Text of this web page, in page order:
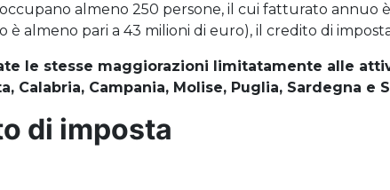
almeno 250 persone, il cui fatturato annuo
almeno pari a 43 milioni di euro), il credito di imposta
le stesse maggiorazioni limitatamente alle
Calabria, Campania, Molise, Puglia, Sardegna e
di imposta